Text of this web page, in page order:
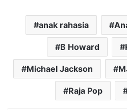
anak rahasia
B Howard
Michael Jackson
Raja Pop